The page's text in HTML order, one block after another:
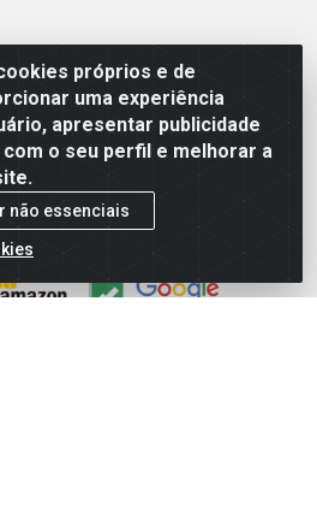
próprios e de
uma experiência
apresentar publicidade
o seu perfil e melhorar a
não essenciais
já nosso APP
Seguro